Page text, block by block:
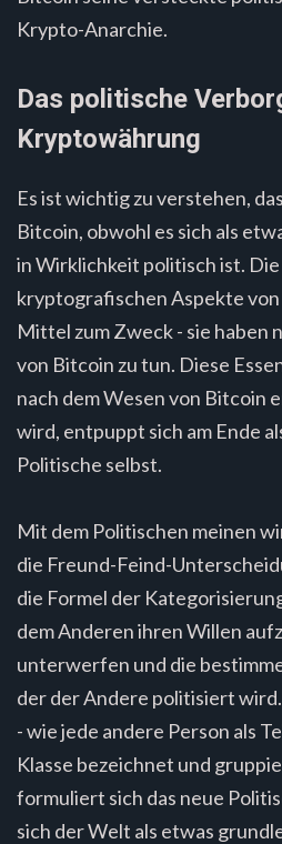
Krypto-Anarchie.
Das politische
Kryptowährung
Es ist wichtig zu verstehen,
Bitcoin, obwohl es sich als
in Wirklichkeit politisch ist.
kryptografischen Aspekte
Mittel zum Zweck - sie haben
von Bitcoin zu tun. Diese
nach dem Wesen von Bitcoin
wird, entpuppt sich am Ende
Politische selbst.
Mit dem Politischen meinen
die Freund-Feind-
die Formel der
dem Anderen ihren Willen
unterwerfen und die
der der Andere politisiert
- wie jede andere Person als
Klasse bezeichnet und
formuliert sich das neue
sich der Welt als etwas